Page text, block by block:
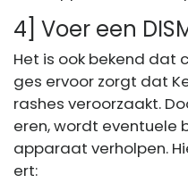
4] Voer een
Het is ook bekend dat
ges ervoor zorgt dat
rashes veroorzaakt.
eren, wordt eventuele
apparaat verholpen.
ert: